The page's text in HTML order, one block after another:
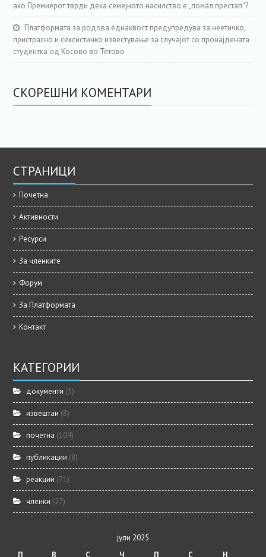
ако Премиерот тврди дека семејното насилство е „помал престап“?
Платформата за родова еднаквост предупредува за неетичко,
пристрасно и сексистичко известување за случајот со пронајдената
студентка од Косово во Тетово
СКОРЕШНИ КОМЕНТАРИ
СТРАНИЦИ
Почетна
Активности
Ресурси
За членките
Форум
За Платформата
Контакт
КАТЕГОРИИ
документи (5)
извештаи (8)
почетна (104)
публикации (8)
реакции (71)
членки (27)
јули 2025